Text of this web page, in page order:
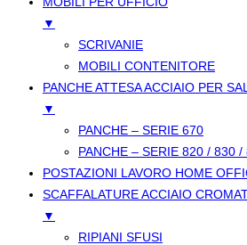
▼
SCRIVANIE
MOBILI CONTENITORE
PANCHE ATTESA ACCIAIO PER
▼
PANCHE – SERIE 670
PANCHE – SERIE 820 / 830 /
POSTAZIONI LAVORO HOME
SCAFFALATURE ACCIAIO
▼
RIPIANI SFUSI